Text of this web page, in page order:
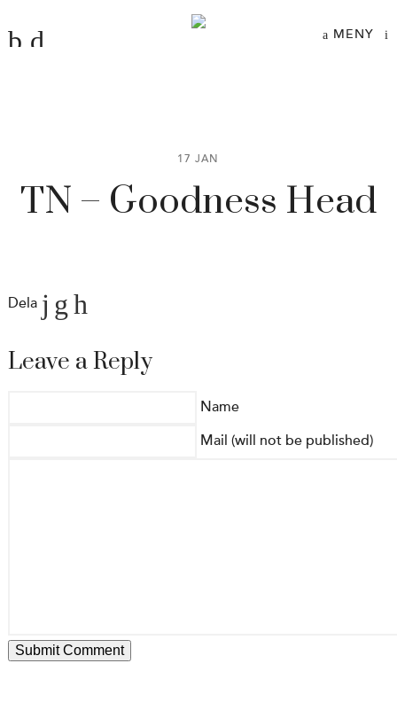
MENY
17 JAN
TN – Goodness Head
Dela
Leave a Reply
Name
Mail (will not be published)